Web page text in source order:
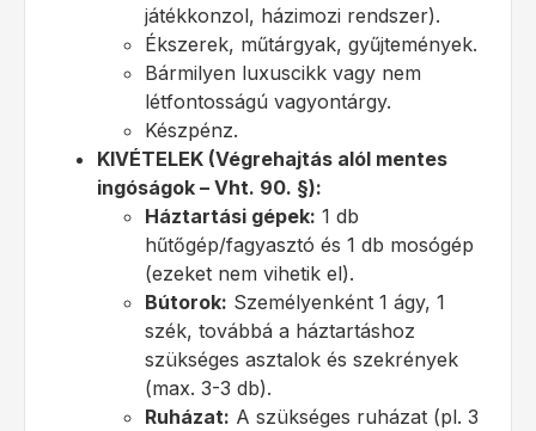
játékkonzol, házimozi rendszer).
Ékszerek, műtárgyak, gyűjtemények.
Bármilyen luxuscikk vagy nem
létfontosságú vagyontárgy.
Készpénz.
KIVÉTELEK (Végrehajtás alól mentes
ingóságok – Vht. 90. §):
Háztartási gépek: 1 db
hűtőgép/fagyasztó és 1 db mosógép
(ezeket nem vihetik el).
Bútorok: Személyenként 1 ágy, 1
szék, továbbá a háztartáshoz
szükséges asztalok és szekrények
(max. 3-3 db).
Ruházat: A szükséges ruházat (pl. 3